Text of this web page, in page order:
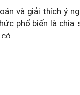
và giải thích ý
phổ biến là chia